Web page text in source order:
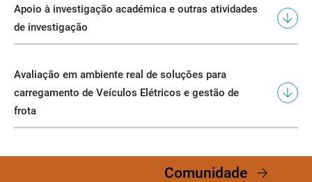
Apoio à investigação académica e outras atividades
de investigação
Avaliação em ambiente real de soluções para
carregamento de Veículos Elétricos e gestão de
frota
Comunidade